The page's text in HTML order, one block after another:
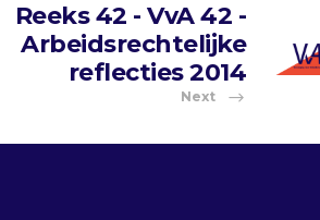
Reeks 42 - VvA 42 -
Arbeidsrechtelijke
reflecties 2014
Next